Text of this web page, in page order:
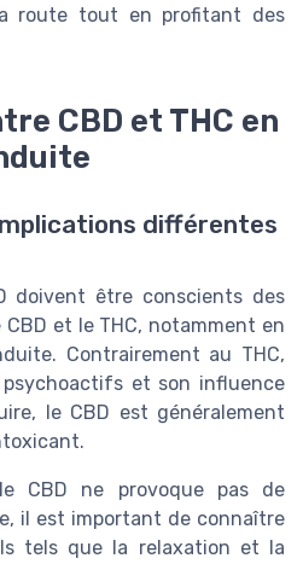
route tout en profitant des
CBD et THC en
différentes
doivent être conscients des
et le THC, notamment en
Contrairement au THC,
et son influence
le CBD est généralement
CBD ne provoque pas de
il est important de connaître
tels que la relaxation et la